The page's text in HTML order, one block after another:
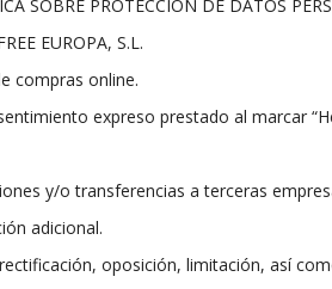
SOBRE PROTECCIÓN DE DATOS
EUROPA, S.L.
compras online.
expreso prestado al marcar
y/o transferencias a terceras
adicional.
oposición, limitación, así